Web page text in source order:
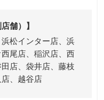
舗）】
松インター店、浜
尾店、稲沢店、西
店、袋井店、藤枝
、越谷店